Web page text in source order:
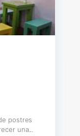
postres
una...